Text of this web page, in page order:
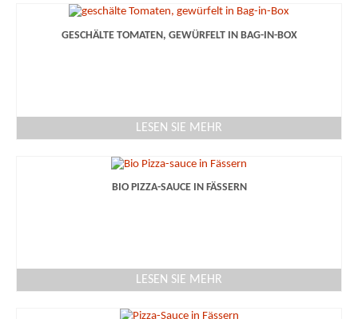
GESCHÄLTE TOMATEN, GEWÜRFELT IN BAG-IN-BOX
LESEN SIE MEHR
BIO PIZZA-SAUCE IN FÄSSERN
LESEN SIE MEHR